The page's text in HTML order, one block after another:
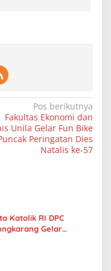
Pos berikutnya
Fakultas Ekonomi dan
Unila Gelar Fun Bike
Peringatan Dies
Natalis ke-57
Katolik RI DPC
Gelar